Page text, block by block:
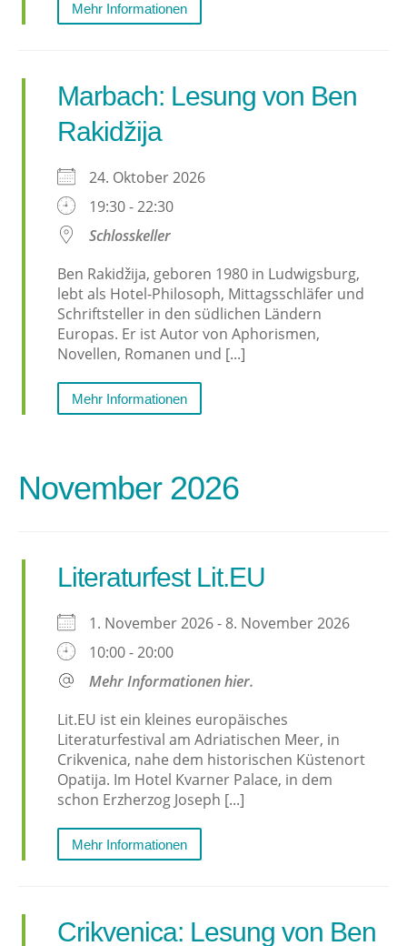
Mehr Informationen
Marbach: Lesung von Ben
Rakidžija
24. Oktober 2026
19:30 - 22:30
Schlosskeller
Ben Rakidžija, geboren 1980 in Ludwigsburg,
lebt als Hotel-Philosoph, Mittagsschläfer und
Schriftsteller in den südlichen Ländern
Europas. Er ist Autor von Aphorismen,
Novellen, Romanen und [...]
Mehr Informationen
November 2026
Literaturfest Lit.EU
1. November 2026 - 8. November 2026
10:00 - 20:00
Mehr Informationen hier.
Lit.EU ist ein kleines europäisches
Literaturfestival am Adriatischen Meer, in
Crikvenica, nahe dem historischen Küstenort
Opatija. Im Hotel Kvarner Palace, in dem
schon Erzherzog Joseph [...]
Mehr Informationen
Crikvenica: Lesung von Ben